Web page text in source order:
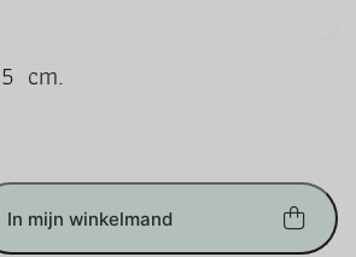
cm.
In mijn winkelmand